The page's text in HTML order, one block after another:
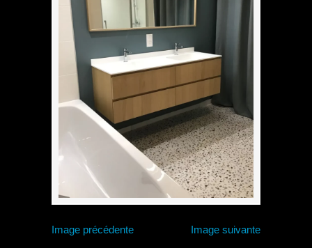
Image précédente Image suivante